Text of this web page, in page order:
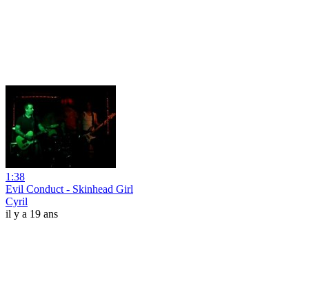
1:38
Evil Conduct - Skinhead Girl
Cyril
il y a 19 ans